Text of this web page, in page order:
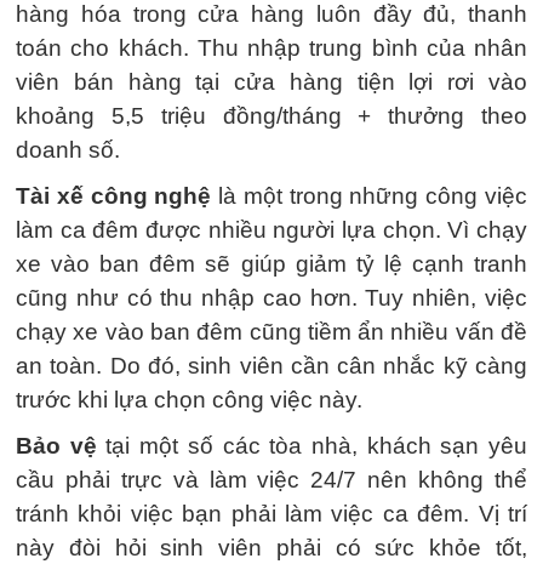
hàng hóa trong cửa hàng luôn đầy đủ, thanh
toán cho khách. Thu nhập trung bình của nhân
viên bán hàng tại cửa hàng tiện lợi rơi vào
khoảng 5,5 triệu đồng/tháng + thưởng theo
doanh số.
Tài xế công nghệ là một trong những công việc
làm ca đêm được nhiều người lựa chọn. Vì chạy
xe vào ban đêm sẽ giúp giảm tỷ lệ cạnh tranh
cũng như có thu nhập cao hơn. Tuy nhiên, việc
chạy xe vào ban đêm cũng tiềm ẩn nhiều vấn đề
an toàn. Do đó, sinh viên cần cân nhắc kỹ càng
trước khi lựa chọn công việc này.
Bảo vệ tại một số các tòa nhà, khách sạn yêu
cầu phải trực và làm việc 24/7 nên không thể
tránh khỏi việc bạn phải làm việc ca đêm. Vị trí
này đòi hỏi sinh viên phải có sức khỏe tốt,